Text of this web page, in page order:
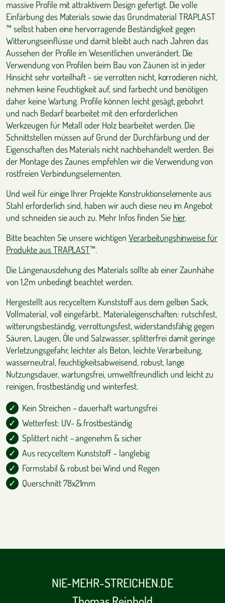
massive Profile mit attraktivem Design gefertigt. Die volle
Einfärbung des Materials sowie das Grundmaterial TRAPLAST
™ selbst haben eine hervorragende Beständigkeit gegen
Witterungseinflüsse und damit bleibt auch nach Jahren das
Aussehen der Profile im Wesentlichen unverändert. Die
Verwendung von Profilen beim Bau von Zäunen ist in jeder
Hinsicht sehr vorteilhaft - sie verrotten nicht, korrodieren nicht,
nehmen keine Feuchtigkeit auf, sind farbecht und benötigen
daher keine Wartung. Profile können leicht gesägt, gebohrt
und nach Bedarf bearbeitet mit den erforderlichen
Werkzeugen für Metall oder Holz bearbeitet werden. Die
Schnittstellen müssen auf Grund der Durchfärbung und der
Eigenschaften des Materials nicht nachbehandelt werden. Bei
der Montage des Zaunes empfehlen wir die Verwendung von
rostfreien Verbindungselementen.
Und weil für einige Ihrer Projekte Konstruktionselemente aus
Stahl erforderlich sind, haben wir auch diese neu im Angebot
und schneiden sie auch zu. Mehr Infos finden Sie hier.
Bitte beachten Sie unsere wichtigen Verarbeitungshinweise für
Produkte aus TRAPLAST™.
Die Längenausdehung des Materials sollte ab einer Zaunhähe
von 1,2m unbedingt beachtet werden.
Hergestellt aus recyceltem Kunststoff aus dem gelben Sack,
Vollmaterial, voll eingefärbt.. Materialeigenschaften: rutschfest,
witterungsbeständig, verrottungsfest, widerstandsfähig gegen
Säuren, Laugen, Öle und Salzwasser, splitterfrei damit geringe
Verletzungsgefahr, leichter als Beton, leichte Verarbeitung,
wasserneutral, feuchtigkeitsabweisend, robust, lange
Nutzungsdauer, wartungsfrei, umweltfreundlich und leicht zu
reinigen, frostbeständig und winterfest.
Kein Streichen – dauerhaft wartungsfrei
Wetterfest: UV- & frostbeständig
Splittert nicht – angenehm & sicher
Aus recyceltem Kunststoff – langlebig
Formstabil & robust bei Wind und Regen
Querschnitt 78x21mm
NIE-MEHR-STREICHEN.DE